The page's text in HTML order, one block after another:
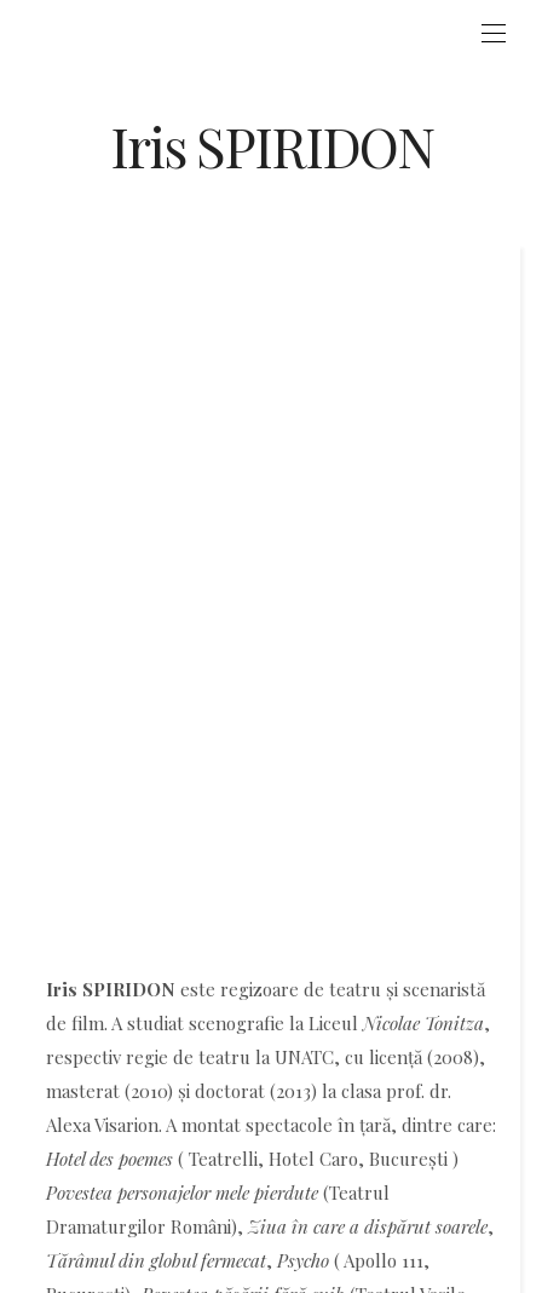
Iris SPIRIDON
Iris SPIRIDON este regizoare de teatru și scenaristă
de film. A studiat scenografie la Liceul Nicolae Tonitza,
respectiv regie de teatru la UNATC, cu licență (2008),
masterat (2010) și doctorat (2013) la clasa prof. dr.
Alexa Visarion. A montat spectacole în țară, dintre care:
Hotel des poemes ( Teatrelli, Hotel Caro, București )
Povestea personajelor mele pierdute (Teatrul
Dramaturgilor Români), Ziua în care a dispărut soarele,
Tărâmul din globul fermecat, Psycho ( Apollo 111,